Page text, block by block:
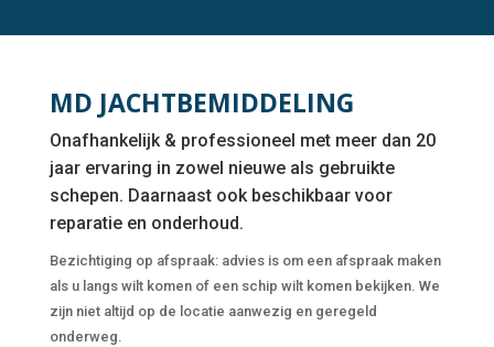
MD JACHTBEMIDDELING
Onafhankelijk & professioneel met meer dan 20
jaar ervaring in zowel nieuwe als gebruikte
schepen. Daarnaast ook beschikbaar voor
reparatie en onderhoud.
Bezichtiging op afspraak: advies is om een afspraak maken
als u langs wilt komen of een schip wilt komen bekijken. We
zijn niet altijd op de locatie aanwezig en geregeld
onderweg.